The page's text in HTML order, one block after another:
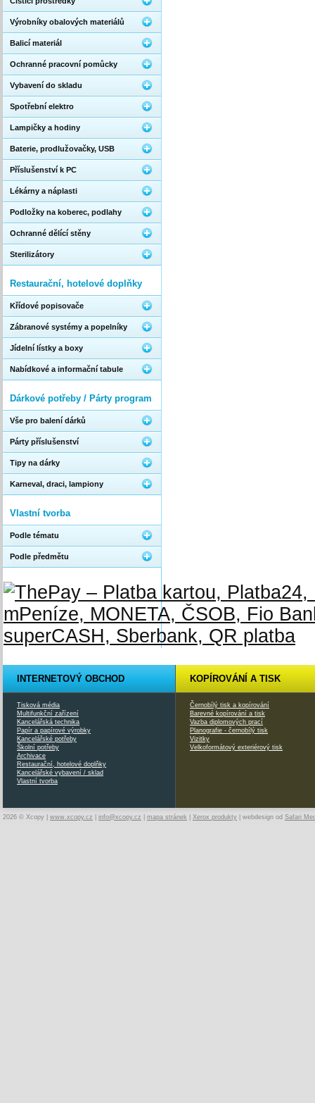
Výrobníky obalových materiálů
Balicí materiál
Ochranné pracovní pomůcky
Vybavení do skladu
Spotřební elektro
Lampičky a hodiny
Baterie, prodlužovačky, USB
Příslušenství k PC
Lékárny a náplasti
Podložky na koberec, podlahy
Ochranné dělící stěny
Sterilizátory
Restaurační, hotelové doplňky
Křídové popisovače
Zábranové systémy a popelníky
Jídelní lístky a boxy
Nabídkové a informační tabule
Dárkové potřeby / Párty program
Vše pro balení dárků
Párty příslušenství
Tipy na dárky
Karneval, draci, lampiony
Vlastní tvorba
Podle tématu
Podle předmětu
INTERNETOVÝ OBCHOD
Tisková média
Multifunkční zařízení
Kancelářská technika
Papír a papírové výrobky
Kancelářské potřeby
Školní potřeby
Archivace
Restaurační, hotelové doplňky
Kancelářské vybavení / sklad
Vlastní tvorba
KOPÍROVÁNÍ A TISK
Černobílý tisk a kopírování
Barevné kopírování a tisk
Vazba diplomových prací
Planografie - černobílý tisk
Vizitky
Velkoformátový exteriérový tisk
2026 © Xcopy | www.xcopy.cz info@xcopy.cz mapa stránek Xerox produkty | webdesign od Safari